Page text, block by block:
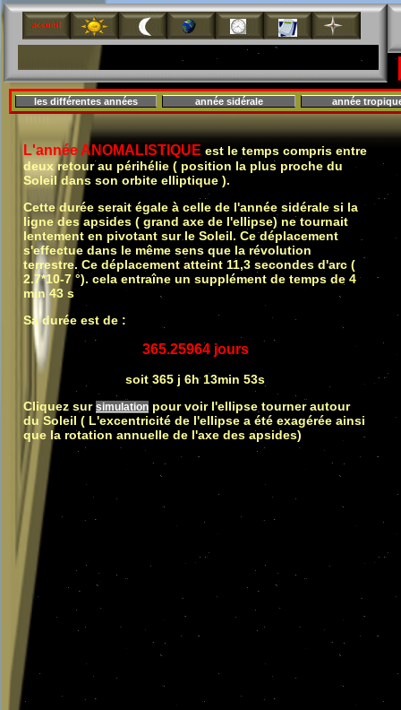
les différentes années année sidérale année
L'année ANOMALISTIQUE est le temps compris entre
deux retour au périhélie ( position la plus proche du
Soleil dans son orbite elliptique ).
Cette durée serait égale à celle de l'année sidérale si la
ligne des apsides ( grand axe de l'ellipse) ne tournait
lentement en pivotant sur le Soleil. Ce déplacement
s'effectue dans le même sens que la révolution
terrestre. Ce déplacement atteint 11,3 secondes d'arc (
2.7*10-7 °). cela entraîne un supplément de temps de 4
min 43 s
Sa durée est de :
365.25964 jours
soit 365 j 6h 13min 53s
Cliquez sur simulation pour voir l'ellipse tourner autour
du Soleil ( L'excentricité de l'ellipse a été exagérée ainsi
que la rotation annuelle de l'axe des apsides)
L'équateur est dans le plan de l'écliptique. Le Soleil est au zénith à midi solaire.>